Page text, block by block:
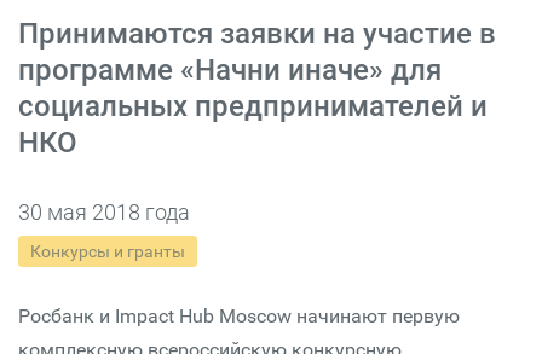
Принимаются заявки на участие в
программе «Начни иначе» для
социальных предпринимателей и
НКО
30 мая 2018 года
Конкурсы и гранты
Росбанк и Impact Hub Moscow начинают первую